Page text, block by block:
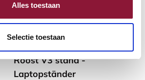
Alles toestaan
Selectie toestaan
die für Sie
interessant sind!
Roost V3 stand -
Laptopständer